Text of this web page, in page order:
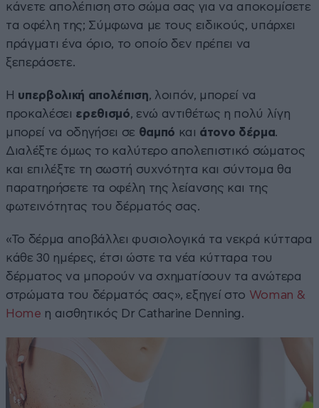
κάνετε απολέπιση στο σώμα σας για να αποκομίσετε
τα οφέλη της; Σύμφωνα με τους ειδικούς, υπάρχει
πράγματι ένα όριο, το οποίο δεν πρέπει να
ξεπεράσετε.
Η υπερβολική απολέπιση, λοιπόν, μπορεί να
προκαλέσει ερεθισμό, ενώ αντιθέτως η πολύ λίγη
μπορεί να οδηγήσει σε θαμπό και άτονο δέρμα.
Διαλέξτε όμως το καλύτερο απολεπιστικό σώματος
και επιλέξτε τη σωστή συχνότητα και σύντομα θα
παρατηρήσετε τα οφέλη της λείανσης και της
φωτεινότητας του δέρματός σας.
«Το δέρμα αποβάλλει φυσιολογικά τα νεκρά κύτταρα
κάθε 30 ημέρες, έτσι ώστε τα νέα κύτταρα του
δέρματος να μπορούν να σχηματίσουν τα ανώτερα
στρώματα του δέρματός σας», εξηγεί στο Woman &
Home η αισθητικός Dr Catharine Denning.